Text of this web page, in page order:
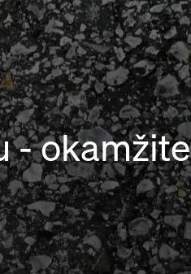
- okamžite